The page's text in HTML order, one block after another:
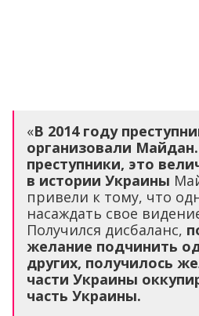
«В 2014 году
организовали
преступники, это
в истории Украины
привели к тому, что
насаждать свое
Получился дисбаланс,
желание подчинить
других, получилось
части Украины
часть Украины.